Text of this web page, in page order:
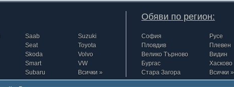
Saab
Seat
Skoda
Smart
Subaru
Suzuki
Toyota
Volvo
VW
Всички »
Обяви по регион:
София
Пловдив
Велико Търново
Бургас
Стара Загора
Русе
Плевен
Видин
Хасково
Всички »